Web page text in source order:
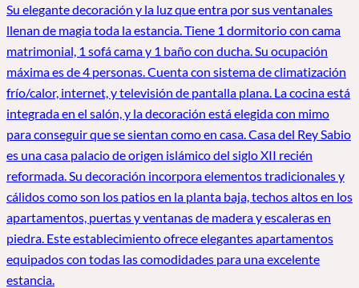
Su elegante decoración y la luz que entra por sus ventanales
llenan de magia toda la estancia. Tiene 1 dormitorio con cama
matrimonial, 1 sofá cama y 1 baño con ducha. Su ocupación
máxima es de 4 personas. Cuenta con sistema de climatización
frío/calor, internet, y televisión de pantalla plana. La cocina está
integrada en el salón, y la decoración está elegida con mimo
para conseguir que se sientan como en casa. Casa del Rey Sabio
es una casa palacio de origen islámico del siglo XII recién
reformada. Su decoración incorpora elementos tradicionales y
cálidos como son los patios en la planta baja, techos altos en los
apartamentos, puertas y ventanas de madera y escaleras en
piedra. Este establecimiento ofrece elegantes apartamentos
equipados con todas las comodidades para una excelente
estancia.